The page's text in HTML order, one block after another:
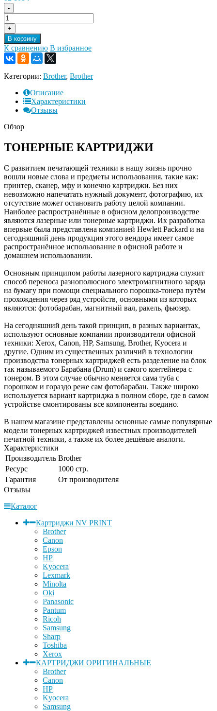
-
+
В корзину
К сравнению В избранное
Категории: Brother, Brother
Описание
Характеристики
Отзывы
Обзор
ТОНЕРНЫЕ КАРТРИДЖИ
С развитием печатающей техники в нашу жизнь прочно
вошли новые слова и предметы использования, такие как:
принтер, сканер, мфу и конечно картриджи. Без них
невозможно напечатать нужный документ, фотографию, их
отсутствие может остановить работу целой компании.
Наиболее распространённые в офисном делопроизводстве
являются лазерные или тонерные картриджи. Их разработка
впервые была представлена компанией Hewlett Packard и на
сегодняшний день продукция этого вендора имеет самое
распространённое использование в офисной работе и
домашнем использовании.
Основным принципом работы лазерного картриджа служит
способ переноса разнополюсного электромагнитного заряда
на бумагу при помощи специального порошка-тонера путём
прохождения через ряд устройств, основными из которых
являются: фотобарабан, магнитный вал, ракель, фьюзер.
На сегодняшний день такой принцип, в разных вариантах,
используют основные компании производители офисной
техники: Xerox, Canon, HP, Samsung, Brother, Kyocera и
другие. Одним из существенных различий в технологии
производства тонерных картриджей есть разделение на блок
так называемого Барабана (Drum) и самого контейнера с
тонером. В этом случае обычно меняется сама туба с
порошком и гораздо реже сам фотобарабан. Также широко
используется вариант картриджа в полном сборе, где в самом
устройстве смонтированы все компоненты воедино.
В нашем магазине представлены основные самые популярные
модели тонерных картриджей известных производителей
печатной техники, а также их более дешёвые аналоги.
Характеристики
Производитель Brother
Ресурс
1000 стр.
Гарантия
От производителя
Отзывы
Каталог
Картриджи NV PRINT
Brother
Canon
Epson
HP
Kyocera
Lexmark
Minolta
Oki
Panasonic
Pantum
Ricoh
Samsung
Sharp
Toshiba
Xerox
КАРТРИДЖИ ОРИГИНАЛЬНЫЕ
Brother
Canon
HP
Kyocera
Samsung